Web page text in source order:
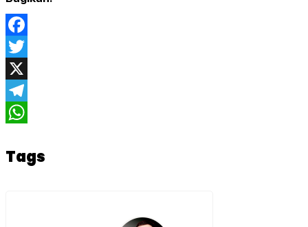
Facebook
Twitter
X
Telegram
Tags